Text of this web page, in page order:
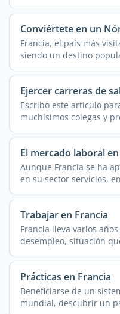
Conviértete en un
Francia, el país más
siendo un destino
Ejercer carreras de
Escribo este articulo
muchísimos colegas y
han ...
El mercado laboral
Aunque Francia se ha
en su sector servicios,
Trabajar en Francia
Francia lleva varios
desempleo, situación
Prácticas en Francia
Beneficiarse de un
mundial, descubrir un